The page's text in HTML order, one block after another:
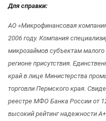
Для справки:
АО «Микрофинансовая
2006 году. Компания
микрозаймов субъектам
регионе присутствия.
край в лице Министерства
торговли Пермского края.
реестре МФО Банка России от
высокий рейтинг надежности